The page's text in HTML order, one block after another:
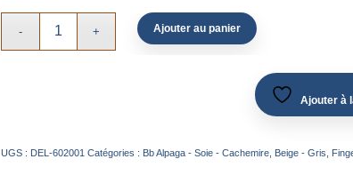
Ajouter au panier
Ajouter à
UGS : DEL-602001 Catégories : Bb Alpaga - Soie - Cachemire, Beige - Gris